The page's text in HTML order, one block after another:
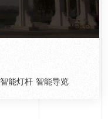
智能灯杆 智能导览